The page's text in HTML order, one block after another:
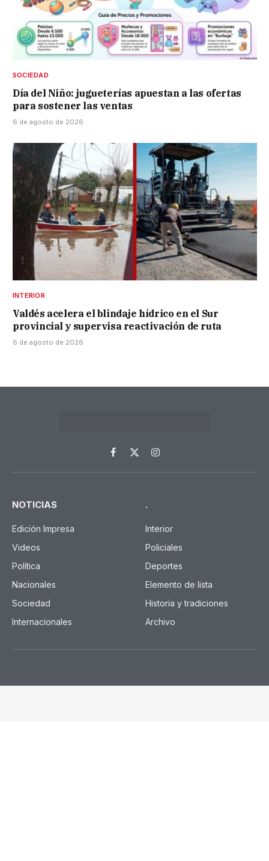
SOCIEDAD
Día del Niño: jugueterías apuestan a las ofertas
para sostener las ventas
6 de agosto de 2026
INTERIOR
Valdés acelera el blindaje hídrico en el Sur
provincial y supervisa reactivación de ruta
6 de agosto de 2026
Facebook
X
(Twitter)
Instagram
NOTICIAS
Edición Impresa
Videos
Política
Nacionales
Sociedad
Internacionales
.
Interior
Policiales
Deportes
Elemento de lista
Historia y tradiciones
Archivo